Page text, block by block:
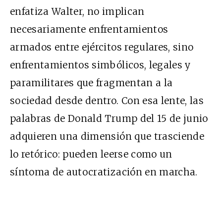
enfatiza Walter, no implican
necesariamente enfrentamientos
armados entre ejércitos regulares, sino
enfrentamientos simbólicos, legales y
paramilitares que fragmentan a la
sociedad desde dentro. Con esa lente, las
palabras de Donald Trump del 15 de junio
adquieren una dimensión que trasciende
lo retórico: pueden leerse como un
síntoma de autocratización en marcha.